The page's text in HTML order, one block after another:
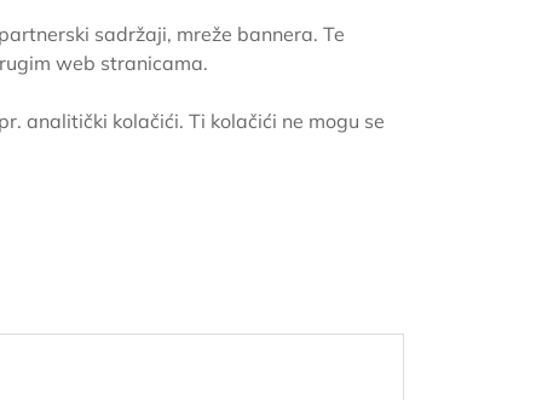
sadržaji, mreže bannera. Te
web stranicama.
analitički kolačići. Ti kolačići ne mogu se